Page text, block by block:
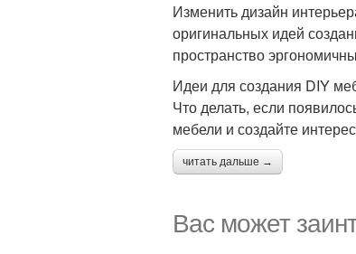
Изменить дизайн
оригинальных идей
пространство
Идеи для создания DIY
Что делать, если
мебели и создайте
читать дальше →
Вас может